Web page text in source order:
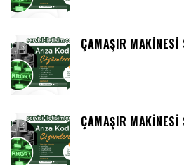
ÇAMAŞIR MAKINESI
ÇAMAŞIR MAKINESI